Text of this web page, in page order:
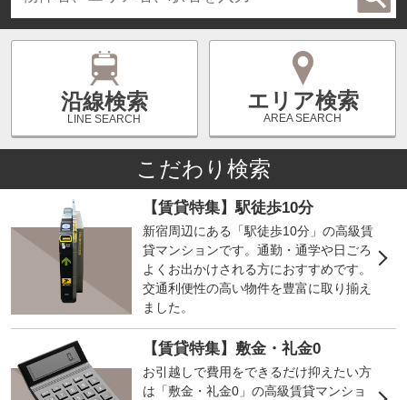
沿線検索
LINE SEARCH
エリア検索
AREA SEARCH
こだわり検索
【賃貸特集】駅徒歩10分
新宿周辺にある「駅徒歩10分」の高級賃
貸マンションです。通勤・通学や日ごろ
よくお出かけされる方におすすめです。
交通利便性の高い物件を豊富に取り揃え
ました。
【賃貸特集】敷金・礼金0
お引越しで費用をできるだけ抑えたい方
は「敷金・礼金0」の高級賃貸マンショ